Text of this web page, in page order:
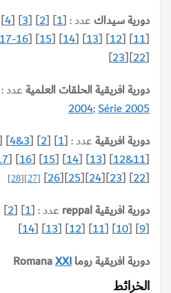
دورية سيداكعدد : [1
] [
2
] [
3
] [
4
[
11
] [
12
] [
13
] [
14
] [
15
] [
16-17
[
22
][
23
]
دورية افريقية الحلقات العلميةعدد :
2004;Série 2005
دورية افريقيةعدد : [1
] [
2
] [
3&4
[
[
11&12
] [
13
] [
14
] [
15
] [
16
] [
[
22
] [
23
][
24
][
25
][
26
]
[
27
]
[
28
]
دورية افريقية reppal عدد : [1
] [
2
[
[
9
] [
10
] [
11
] [
12
] [
13
] [
14
]
دورية افريقية روما RomanaXXI
الخرائط